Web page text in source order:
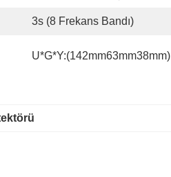
3s (8 Frekans Bandı)
U*G*Y:(142mm63mm38mm)